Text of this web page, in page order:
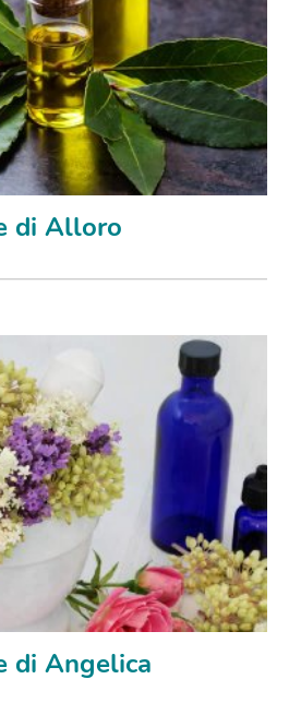
di Alloro
di Angelica